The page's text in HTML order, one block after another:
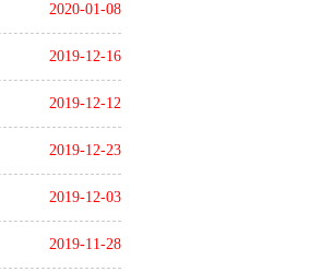
2020-01-08
2019-12-16
2019-12-12
2019-12-23
2019-12-03
2019-11-28